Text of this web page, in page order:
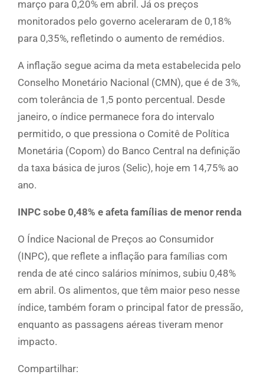
março para 0,20% em abril. Já os preços
monitorados pelo governo aceleraram de 0,18%
para 0,35%, refletindo o aumento de remédios.
A inflação segue acima da meta estabelecida pelo
Conselho Monetário Nacional (CMN), que é de 3%,
com tolerância de 1,5 ponto percentual. Desde
janeiro, o índice permanece fora do intervalo
permitido, o que pressiona o Comitê de Política
Monetária (Copom) do Banco Central na definição
da taxa básica de juros (Selic), hoje em 14,75% ao
ano.
INPC sobe 0,48% e afeta famílias de menor renda
O Índice Nacional de Preços ao Consumidor
(INPC), que reflete a inflação para famílias com
renda de até cinco salários mínimos, subiu 0,48%
em abril. Os alimentos, que têm maior peso nesse
índice, também foram o principal fator de pressão,
enquanto as passagens aéreas tiveram menor
impacto.
Compartilhar: